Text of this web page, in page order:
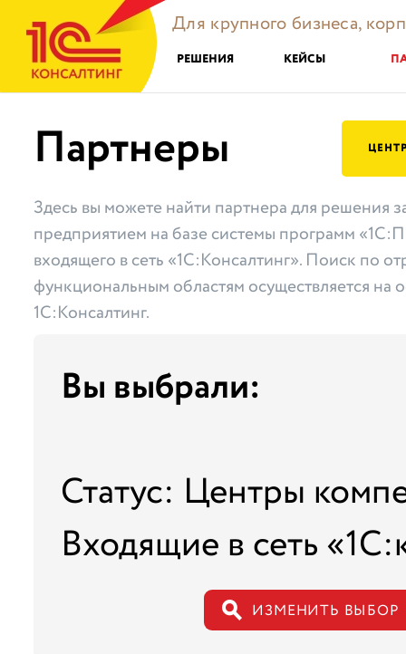
Для крупного бизнеса,
РЕШЕНИЯ КЕЙСЫ
Партнеры
Здесь вы можете найти партнера для решения
предприятием на базе системы программ
входящего в сеть «1С:Консалтинг». Поиск по
функциональным областям осуществляется на
1С:Консалтинг.
Вы выбрали:
Статус: Центры
Входящие в сеть
ИЗМЕНИТЬ ВЫБОР